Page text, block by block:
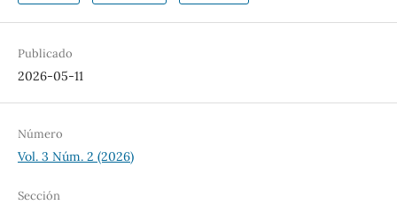
Publicado
2026-05-11
Número
Vol. 3 Núm. 2 (2026)
Sección